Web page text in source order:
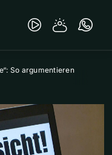
So argumentieren